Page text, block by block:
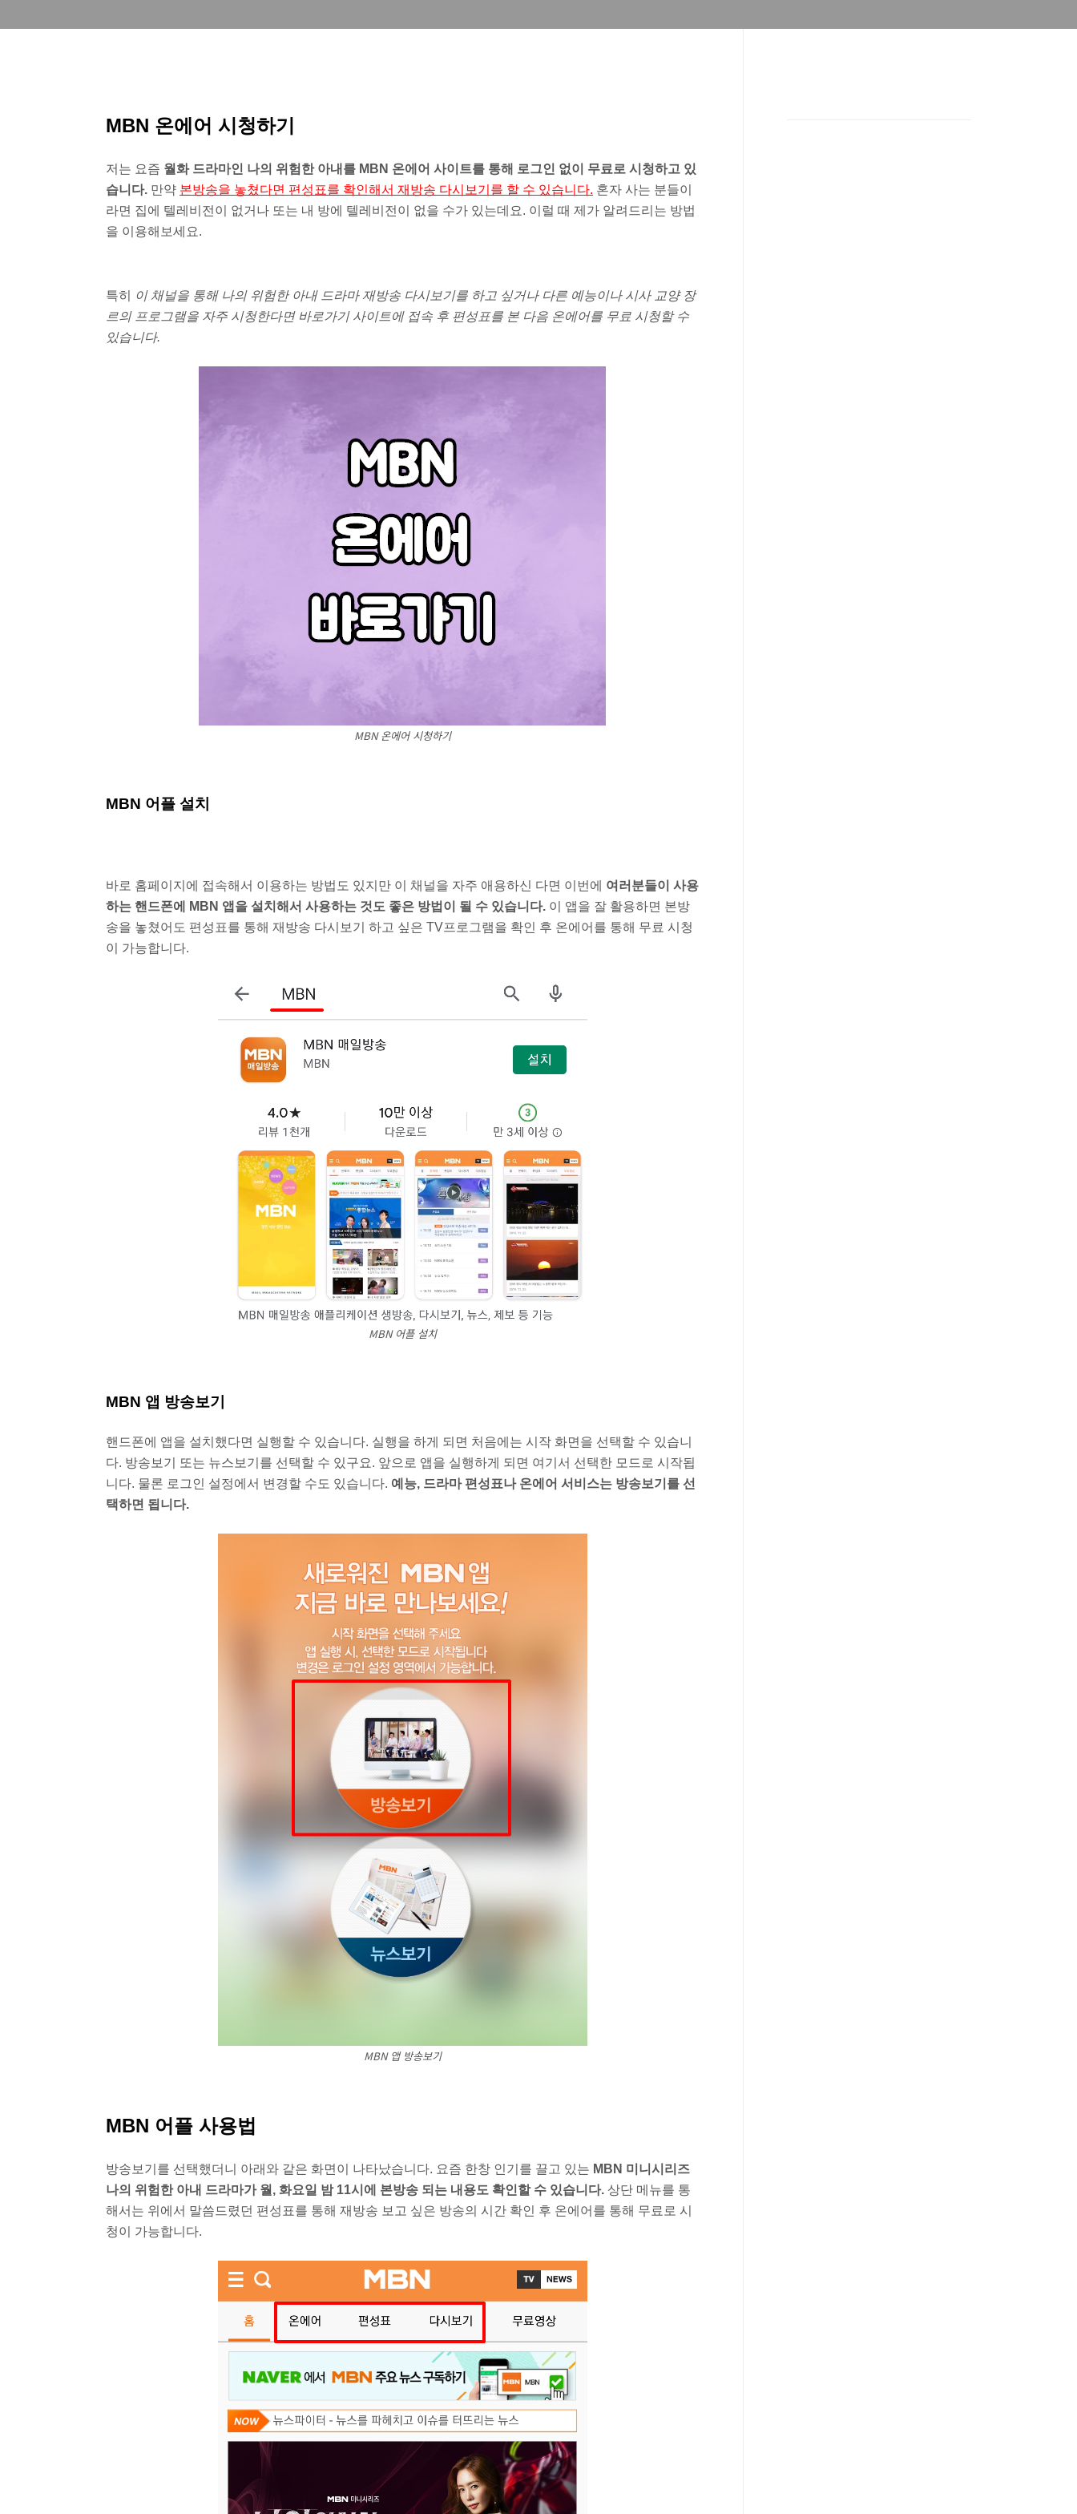
MBN 온에어 시청하기
저는 요즘 월화 드라마인 나의 위험한 아내를 MBN 온에어 사이트를 통해 로그인 없이 무료로 시청하고 있
습니다. 만약 본방송을 놓쳤다면 편성표를 확인해서 재방송 다시보기를 할 수 있습니다. 혼자 사는 분들이
라면 집에 텔레비전이 없거나 또는 내 방에 텔레비전이 없을 수가 있는데요. 이럴 때 제가 알려드리는 방법
을 이용해보세요.
특히
이 채널을 통해 나의 위험한 아내 드라마 재방송 다시보기를 하고 싶거나 다른 예능이나 시사 교양 장
르의 프로그램을 자주 시청한다면 바로가기 사이트에 접속 후 편성표를 본 다음 온에어를 무료 시청할 수
있습니다.
MBN 온에어 시청하기
MBN 어플 설치
바로 홈페이지에 접속해서 이용하는 방법도 있지만 이 채널을 자주 애용하신 다면 이번에 여러분들이 사용
하는 핸드폰에 MBN 앱을 설치해서 사용하는 것도 좋은 방법이 될 수 있습니다. 이 앱을 잘 활용하면 본방
송을 놓쳤어도 편성표를 통해 재방송 다시보기 하고 싶은 TV프로그램을 확인 후 온에어를 통해 무료 시청
이 가능합니다.
MBN 어플 설치
MBN 앱 방송보기
핸드폰에 앱을 설치했다면 실행할 수 있습니다. 실행을 하게 되면 처음에는 시작 화면을 선택할 수 있습니
다. 방송보기 또는 뉴스보기를 선택할 수 있구요. 앞으로 앱을 실행하게 되면 여기서 선택한 모드로 시작됩
니다. 물론 로그인 설정에서 변경할 수도 있습니다. 예능, 드라마 편성표나 온에어 서비스는 방송보기를 선
택하면 됩니다.
MBN 앱 방송보기
MBN 어플 사용법
방송보기를 선택했더니 아래와 같은 화면이 나타났습니다. 요즘 한창 인기를 끌고 있는 MBN 미니시리즈
나의 위험한 아내 드라마가 월, 화요일 밤 11시에 본방송 되는 내용도 확인할 수 있습니다. 상단 메뉴를 통
해서는 위에서 말씀드렸던 편성표를 통해 재방송 보고 싶은 방송의 시간 확인 후 온에어를 통해 무료로 시
청이 가능합니다.